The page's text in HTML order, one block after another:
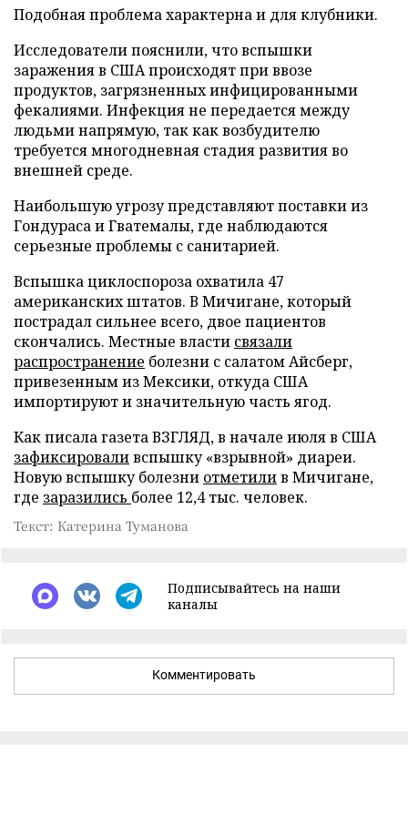
Подобная проблема характерна и для клубники.
Исследователи пояснили, что вспышки
заражения в США происходят при ввозе
продуктов, загрязненных инфицированными
фекалиями. Инфекция не передается между
людьми напрямую, так как возбудителю
требуется многодневная стадия развития во
внешней среде.
Наибольшую угрозу представляют поставки из
Гондураса и Гватемалы, где наблюдаются
серьезные проблемы с санитарией.
Вспышка циклоспороза охватила 47
американских штатов. В Мичигане, который
пострадал сильнее всего, двое пациентов
скончались. Местные власти связали
распространение болезни с салатом Айсберг,
привезенным из Мексики, откуда США
импортируют и значительную часть ягод.
Как писала газета ВЗГЛЯД, в начале июля в США
зафиксироваливспышку «взрывной» диареи.
Новую вспышку болезни отметилив Мичигане,
где заразились более 12,4 тыс. человек.
Текст: Катерина Туманова
Подписывайтесь на наши
каналы
Комментировать